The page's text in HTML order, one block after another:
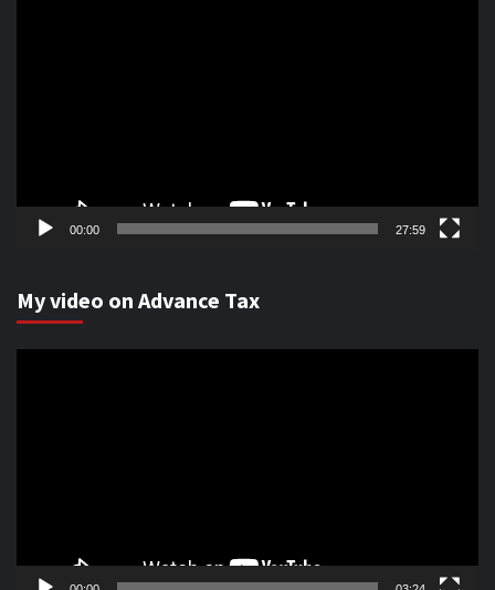
00:00 27:59
My video on Advance Tax